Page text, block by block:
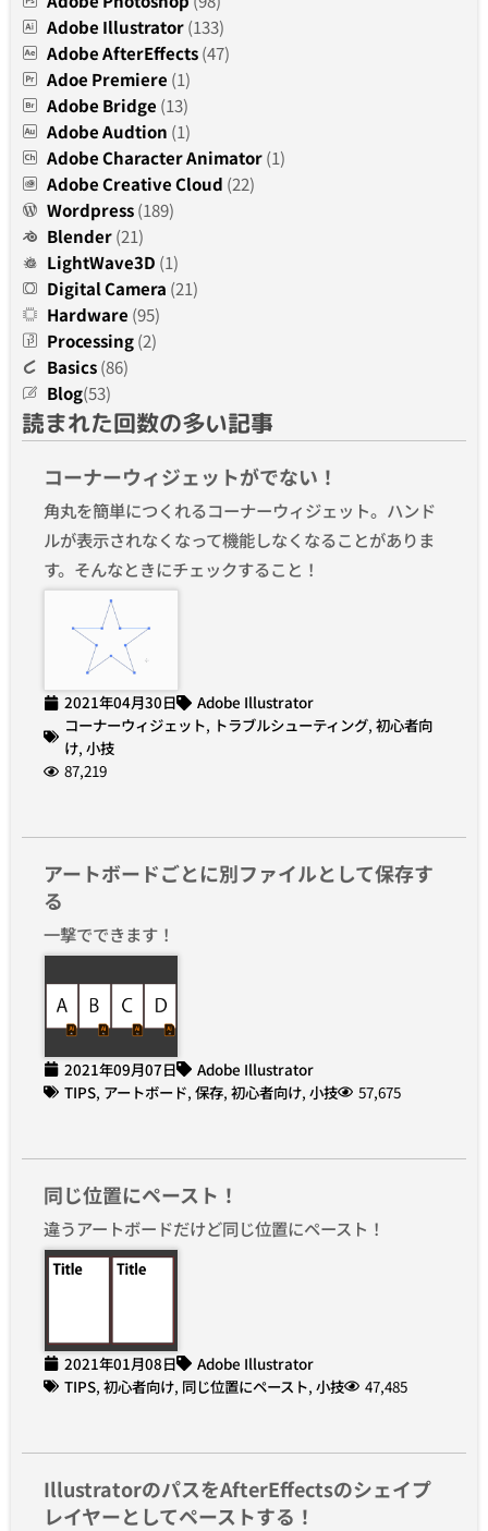
Adobe Illustrator(133)
Adobe AfterEffects(47)
Adoe Premiere (1)
Adobe Bridge (13)
Adobe Audtion (1)
Adobe Character Animator(1)
Adobe Creative Cloud (22)
Wordpress(189)
Blender(21)
LightWave3D (1)
Digital Camera (21)
Hardware (95)
Processing(2)
Basics(86)
Blog(53)
読まれた回数の多い記事
コーナーウィジェットがでない！
角丸を簡単につくれるコーナーウィジェット。ハンド
ルが表示されなくなって機能しなくなることがありま
す。そんなときにチェックすること！
2021年04月30日
Adobe Illustrator
コーナーウィジェット, トラブルシューティング, 初心者向
け, 小技
87,219
アートボードごとに別ファイルとして保存す
る
一撃でできます！
2021年09月07日
Adobe Illustrator
TIPS, アートボード, 保存, 初心者向け, 小技 57,675
同じ位置にペースト！
違うアートボードだけど同じ位置にペースト！
2021年01月08日
Adobe Illustrator
TIPS, 初心者向け, 同じ位置にペースト, 小技 47,485
IllustratorのパスをAfterEffectsのシェイプ
レイヤーとしてペーストする！